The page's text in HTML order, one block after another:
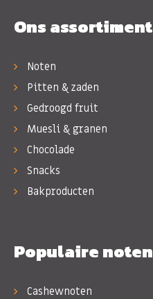
Ons assortiment
Noten
Pitten & zaden
Gedroogd fruit
Muesli & granen
Chocolade
Snacks
Bakproducten
Populaire noten
Cashewnoten